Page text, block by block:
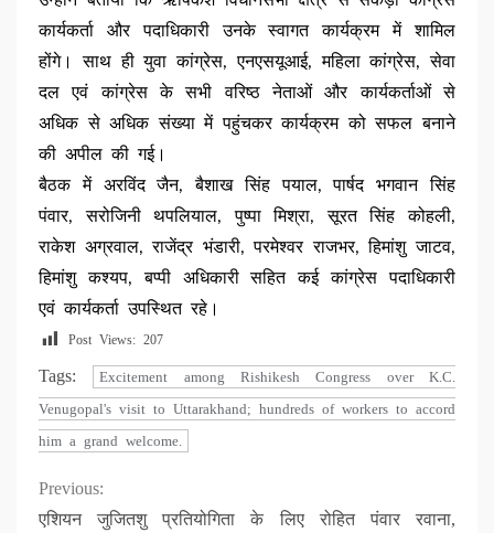
कार्यकर्ता और पदाधिकारी उनके स्वागत कार्यक्रम में शामिल
होंगे। साथ ही युवा कांग्रेस, एनएसयूआई, महिला कांग्रेस, सेवा
दल एवं कांग्रेस के सभी वरिष्ठ नेताओं और कार्यकर्ताओं से
अधिक से अधिक संख्या में पहुंचकर कार्यक्रम को सफल बनाने
की अपील की गई।
बैठक में अरविंद जैन, बैशाख सिंह पयाल, पार्षद भगवान सिंह
पंवार, सरोजिनी थपलियाल, पुष्पा मिश्रा, सूरत सिंह कोहली,
राकेश अग्रवाल, राजेंद्र भंडारी, परमेश्वर राजभर, हिमांशु जाटव,
हिमांशु कश्यप, बप्पी अधिकारी सहित कई कांग्रेस पदाधिकारी
एवं कार्यकर्ता उपस्थित रहे।
Post Views: 207
Tags:
Excitement among Rishikesh Congress over K.C.
Venugopal's visit to Uttarakhand; hundreds of workers to accord
him a grand welcome.
Continue
Previous:
एशियन जुजितशु प्रतियोगिता के लिए रोहित पंवार रवाना,